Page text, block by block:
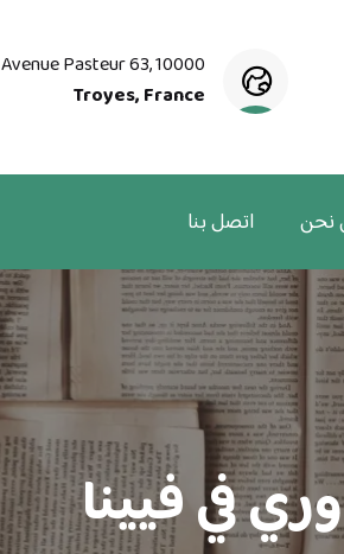
Avenue Pasteur 63, 10000
Troyes, France
نحن اتصل بنا
في فيينا